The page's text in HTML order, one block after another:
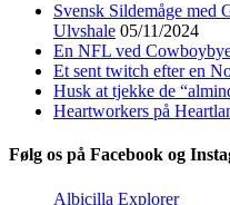
Svensk Sildemåge med
Ulvshale 05/11/2024
En NFL ved
Et sent twitch efter en
Husk at tjekke de
Heartworkers på
Følg os på Facebook og
Albicilla Explorer